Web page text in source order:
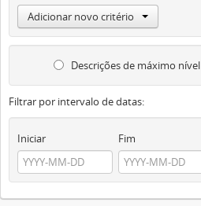
Adicionar novo critério
Descrições de máximo nível
Filtrar por intervalo de datas:
Iniciar Fim